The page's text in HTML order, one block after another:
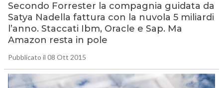
Secondo Forrester la compagnia guidata da
Satya Nadella fattura con la nuvola 5 miliardi
l’anno. Staccati Ibm, Oracle e Sap. Ma
Amazon resta in pole
Pubblicato il 08 Ott 2015